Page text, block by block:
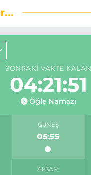
SONRAKI VAKTE KALAN
04:21:50
Öğle Namazı
GÜNEŞ
05:55
AKŞAM